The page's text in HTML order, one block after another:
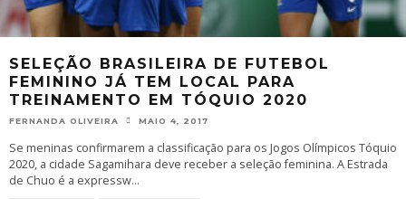
SELEÇÃO BRASILEIRA DE FUTEBOL
FEMININO JÁ TEM LOCAL PARA
TREINAMENTO EM TÓQUIO 2020
FERNANDA OLIVEIRA MAIO 4, 2017
Se meninas confirmarem a classificação para os Jogos Olímpicos Tóquio
2020, a cidade Sagamihara deve receber a seleção feminina. A Estrada
de Chuo é a expressw...